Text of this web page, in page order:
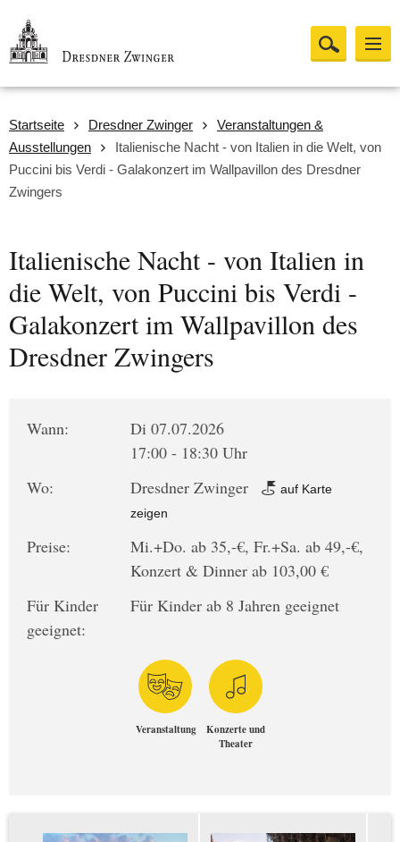
Startseite Dresdner Zwinger
Veranstaltungen &
Ausstellungen
Italienische Nacht - von Italien in die Welt, von
Puccini bis Verdi - Galakonzert im Wallpavillon des Dresdner
Zwingers
Italienische Nacht - von Italien in
die Welt, von Puccini bis Verdi -
Galakonzert im Wallpavillon des
Dresdner Zwingers
Wann:
Di 07.07.2026
17:00 - 18:30 Uhr
Wo:
Dresdner Zwinger
auf Karte
zeigen
Preise:
Mi.+Do. ab 35,-€, Fr.+Sa. ab 49,-€,
Konzert & Dinner ab 103,00 €
Für Kinder
geeignet:
Für Kinder ab 8 Jahren geeignet
Veranstaltung
Konzerte und
Theater